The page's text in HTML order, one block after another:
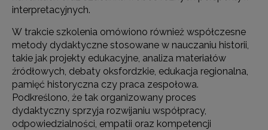
interpretacyjnych.
W trakcie szkolenia omówiono również współczesne
metody dydaktyczne stosowane w nauczaniu historii,
takie jak projekty edukacyjne, analiza materiałów
źródłowych, debaty oksfordzkie, edukacja regionalna,
pamięć historyczna czy praca zespołowa.
Podkreślono, że tak organizowany proces
dydaktyczny sprzyja rozwijaniu współpracy,
odpowiedzialności, empatii oraz kompetencji